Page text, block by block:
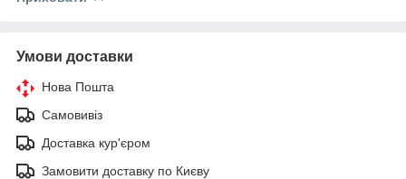
Умови доставки
Нова Пошта
Самовивіз
Доставка кур'єром
Замовити доставку по Києву